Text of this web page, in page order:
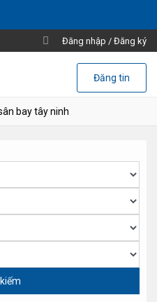
Đăng nhập / Đăng ký
Đăng tin
bay tây ninh